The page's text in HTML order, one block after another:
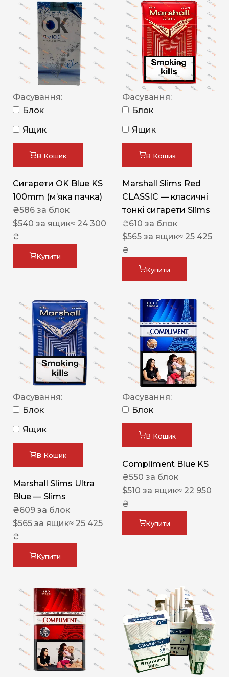
Фасування:
Блок
Ящик
В Кошик
Сигарети OK Blue KS
100mm (м’яка пачка)
₴586 за блок
$540 за ящик≈ 24 300
₴
Купити
Фасування:
Блок
Ящик
В Кошик
Marshall Slims Red
CLASSIC — класичні
тонкі сигарети Slims
₴610 за блок
$565 за ящик≈ 25 425
₴
Купити
Фасування:
Блок
Ящик
В Кошик
Marshall Slims Ultra
Blue — Slims
₴609 за блок
$565 за ящик≈ 25 425
₴
Купити
Фасування:
Блок
В Кошик
Compliment Blue KS
₴550 за блок
$510 за ящик≈ 22 950
₴
Купити